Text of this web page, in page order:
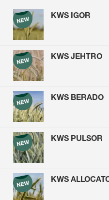
KWS IGOR
KWS JEHTRO
KWS BERADO
KWS PULSOR
KWS